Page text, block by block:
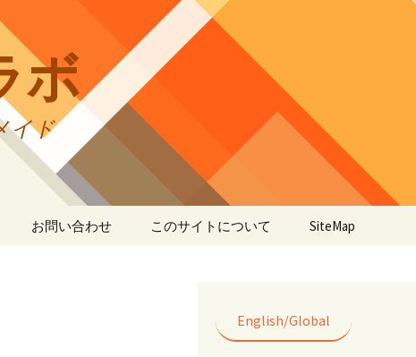
ボ
イド
出力例
使用
ォーラム
お問い合わせ このサイトについて
折りカラー編み
(OriColorWeave)につい
SiteMap
English/Global